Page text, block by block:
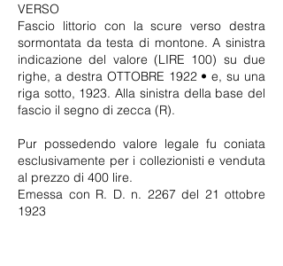
VERSO
Fascio littorio con la scure verso destra
sormontata da testa di montone. A sinistra
indicazione del valore (LIRE 100) su due
righe, a destra OTTOBRE 1922 • e, su una
riga sotto, 1923. Alla sinistra della base del
fascio il segno di zecca (R).
Pur possedendo valore legale fu coniata
esclusivamente per i collezionisti e venduta
al prezzo di 400 lire.
Emessa con R. D. n. 2267 del 21 ottobre
1923